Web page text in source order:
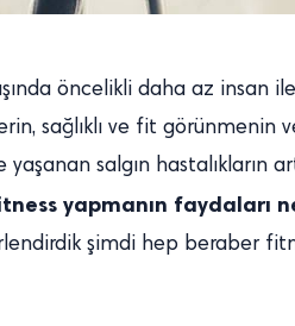
öncelikli daha az insan
sağlıklı ve fit
salgın
yapmanın faydaları
şimdi hep beraber